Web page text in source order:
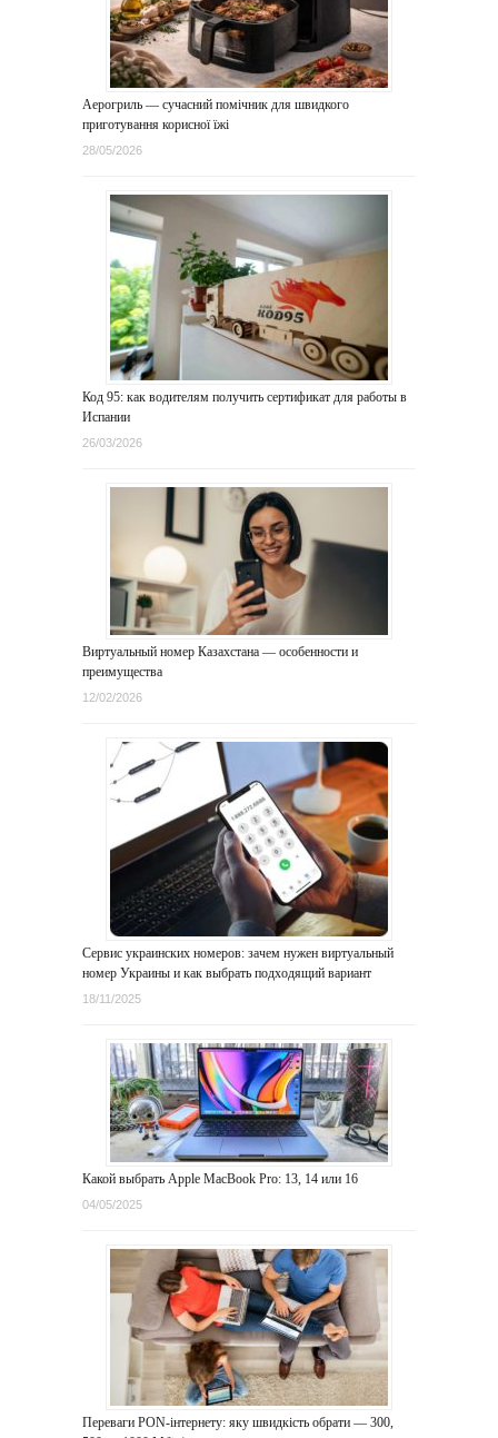
Аерогриль — сучасний помічник для швидкого
приготування корисної їжі
28/05/2026
Код 95: как водителям получить сертификат для работы в
Испании
26/03/2026
Виртуальный номер Казахстана — особенности и
преимущества
12/02/2026
Сервис украинских номеров: зачем нужен виртуальный
номер Украины и как выбрать подходящий вариант
18/11/2025
Какой выбрать Apple MacBook Pro: 13, 14 или 16
04/05/2025
Переваги PON-інтернету: яку швидкість обрати — 300,